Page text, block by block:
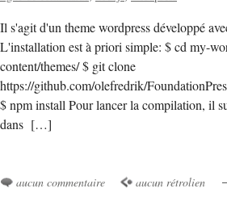
Il s'agit d'un theme wordpress développé
L'installation est à priori simple: $ cd my-
content/themes/ $ git clone
https://github.com/olefredrik/
$ npm install Pour lancer la compilation, il
dans […]
aucun commentaire aucun rétrolien